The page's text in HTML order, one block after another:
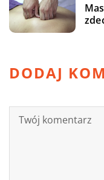
DODAJ